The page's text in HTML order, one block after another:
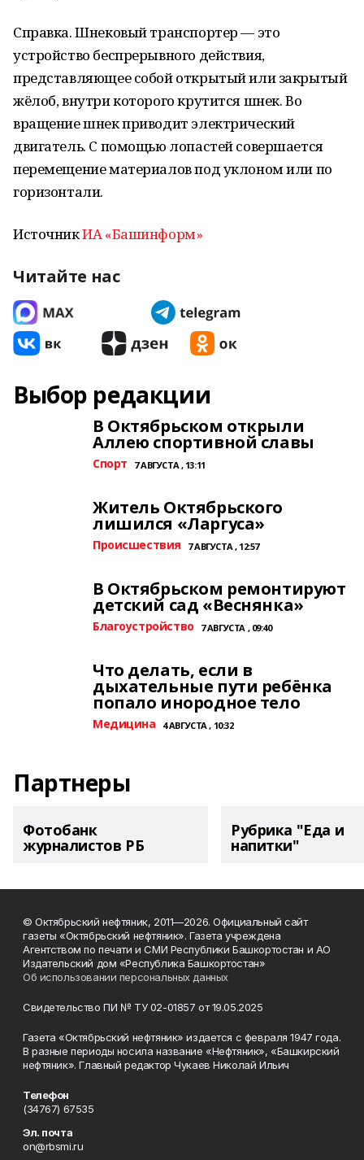
Справка. Шнековый транспортер — это
устройство беспрерывного действия,
представляющее собой открытый или закрытый
жёлоб, внутри которого крутится шнек. Во
вращение шнек приводит электрический
двигатель. С помощью лопастей совершается
перемещение материалов под уклоном или по
горизонтали.
ИсточникИА «Башинформ»
Читайте нас
Выбор редакции
В Октябрьском открыли
Аллею спортивной славы
Спорт 7 АВГУСТА , 13:11
Житель Октябрьского
лишился «Ларгуса»
Происшествия 7 АВГУСТА , 12:57
В Октябрьском ремонтируют
детский сад «Веснянка»
Благоустройство 7 АВГУСТА , 09:40
Что делать, если в
дыхательные пути ребёнка
попало инородное тело
Медицина 4 АВГУСТА , 10:32
Партнеры
Фотобанк
журналистов РБ
Рубрика "Еда и
напитки"
© Октябрьский нефтяник, 2011—2026. Официальный сайт
газеты «Октябрьский нефтяник». Газета учреждена
Агентством по печати и СМИ Республики Башкортостан и АО
Издательский дом «Республика Башкортостан»
Об использовании персональных данных
Свидетельство ПИ № ТУ 02-01857 от 19.05.2025
Газета «Октябрьский нефтяник» издается с февраля 1947 года.
В разные периоды носила название «Нефтяник», «Башкирский
нефтяник». Главный редактор Чукаев Николай Ильич
Телефон
(34767) 67535
Эл. почта
on@rbsmi.ru